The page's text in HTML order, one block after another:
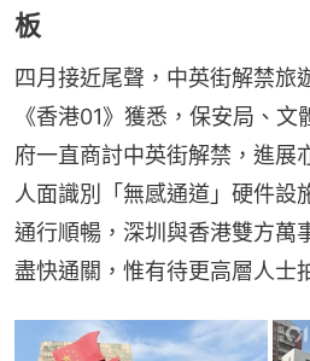
板
四月接近尾聲，中英街解禁旅
《香港01》獲悉，保安局、
府一直商討中英街解禁，進展
人面識別「無感通道」硬件設
通行順暢，深圳與香港雙方萬
盡快通關，惟有待更高層人士